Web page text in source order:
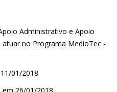
Administrativo e Apoio
no Programa MedioTec -
01/2018